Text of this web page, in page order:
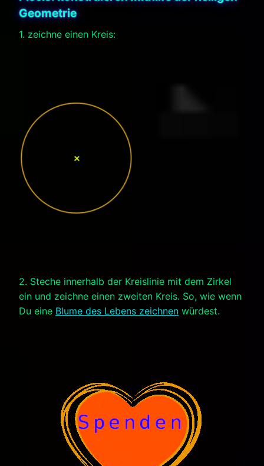
Geometrie
1. zeichne einen Kreis:
2. Steche innerhalb der Kreislinie mit dem Zirkel
ein und zeichne einen zweiten Kreis. So, wie wenn
Du eine Blume des Lebens zeichnen würdest.